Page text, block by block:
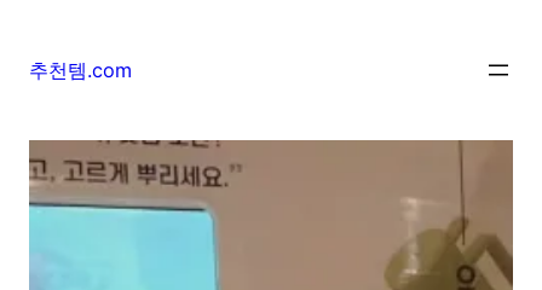
추천템.com